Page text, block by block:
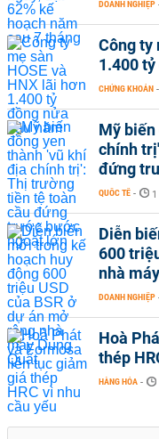
DOANH NGHIỆP
Công ty
1.400
CHỨNG KHOÁN -
Mỹ
chính
đứng
QUỐC TẾ -
Diễn
600
nhà
DOANH NGHIỆP
Hoà
thép
HÀNG HÓA -